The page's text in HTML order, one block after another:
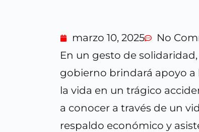
marzo 10, 2025 No
En un gesto de
gobierno brindará apoyo a
la vida en un trágico
a conocer a través de un
respaldo económico y